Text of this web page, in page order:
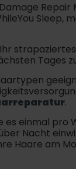
Repair
Sleep,
Tages
.
es einmal pro
Nacht
Haare am